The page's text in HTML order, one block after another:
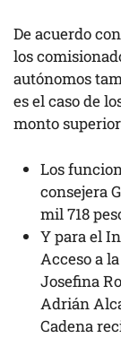
De acuerdo
los
autónomos
es el caso de
monto
Los
consejera
mil 718
Y para el
Acceso a
Josefina
Adrián
Cadena